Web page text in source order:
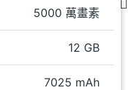
5000 萬畫素
12 GB
7025 mAh